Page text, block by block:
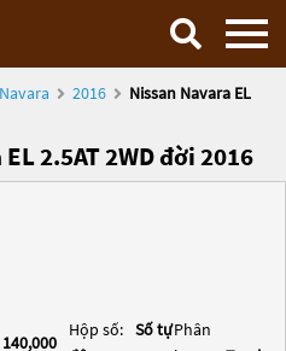
Navara 2016
Nissan Navara EL
2.5AT 2WD đời 2016
140,000
Hộp số: Số tựPhân